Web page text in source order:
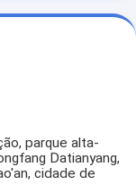
parque alta-
Datianyang,
cidade de